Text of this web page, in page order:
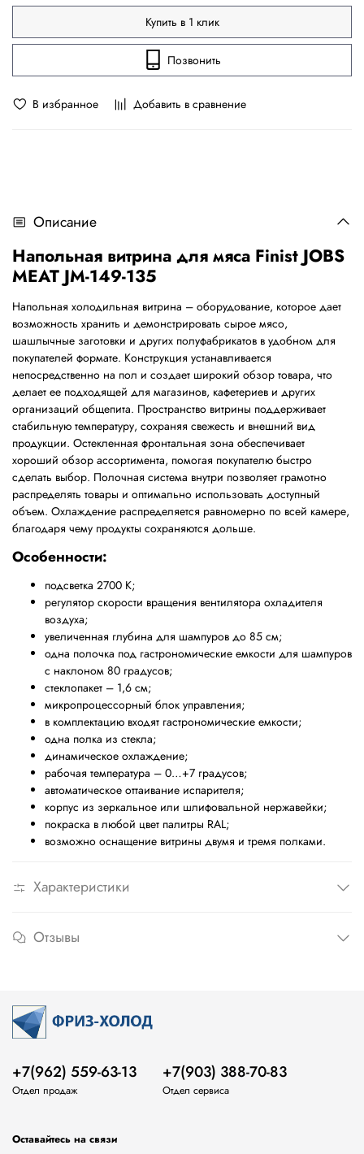
В избранное Добавить в сравнение
Купить в 1 клик
Позвонить
Описание
Напольная витрина для мяса Finist JOBS
MEAT JM-149-135
Напольная холодильная витрина – оборудование, которое дает
возможность хранить и демонстрировать сырое мясо,
шашлычные заготовки и других полуфабрикатов в удобном для
покупателей формате. Конструкция устанавливается
непосредственно на пол и создает широкий обзор товара, что
делает ее подходящей для магазинов, кафетериев и других
организаций общепита. Пространство витрины поддерживает
стабильную температуру, сохраняя свежесть и внешний вид
продукции. Остекленная фронтальная зона обеспечивает
хороший обзор ассортимента, помогая покупателю быстро
сделать выбор. Полочная система внутри позволяет грамотно
распределять товары и оптимально использовать доступный
объем. Охлаждение распределяется равномерно по всей камере,
благодаря чему продукты сохраняются дольше.
Особенности:
подсветка 2700 К;
регулятор скорости вращения вентилятора охладителя
воздуха;
увеличенная глубина для шампуров до 85 см;
одна полочка под гастрономические емкости для шампуров
с наклоном 80 градусов;
стеклопакет – 1,6 см;
микропроцессорный блок управления;
в комплектацию входят гастрономические емкости;
одна полка из стекла;
динамическое охлаждение;
рабочая температура – 0…+7 градусов;
автоматическое оттаивание испарителя;
корпус из зеркальное или шлифовальной нержавейки;
покраска в любой цвет палитры RAL;
возможно оснащение витрины двумя и тремя полками.
Характеристики
Отзывы
+7(962) 559-63-13
Отдел продаж
+7(903) 388-70-83
Отдел сервиса
Оставайтесь на связи